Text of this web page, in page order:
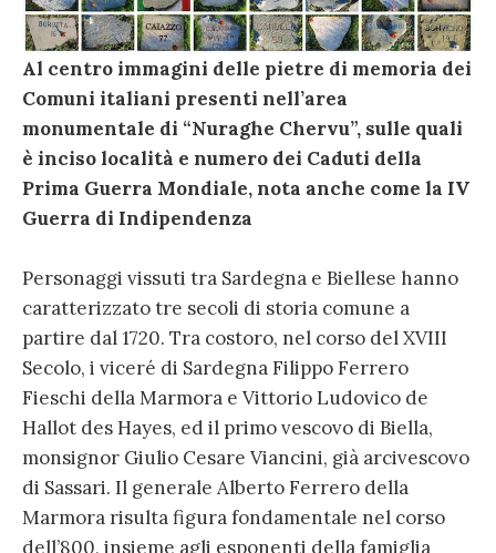
Al centro immagini delle pietre di memoria dei
Comuni italiani presenti nell’area
monumentale di “Nuraghe Chervu”, sulle quali
è inciso località e numero dei Caduti della
Prima Guerra Mondiale, nota anche come la IV
Guerra di Indipendenza
Personaggi vissuti tra Sardegna e Biellese hanno
caratterizzato tre secoli di storia comune a
partire dal 1720. Tra costoro, nel corso del XVIII
Secolo, i viceré di Sardegna Filippo Ferrero
Fieschi della Marmora e Vittorio Ludovico de
Hallot des Hayes, ed il primo vescovo di Biella,
monsignor Giulio Cesare Viancini, già arcivescovo
di Sassari. Il generale Alberto Ferrero della
Marmora risulta figura fondamentale nel corso
dell’800, insieme agli esponenti della famiglia